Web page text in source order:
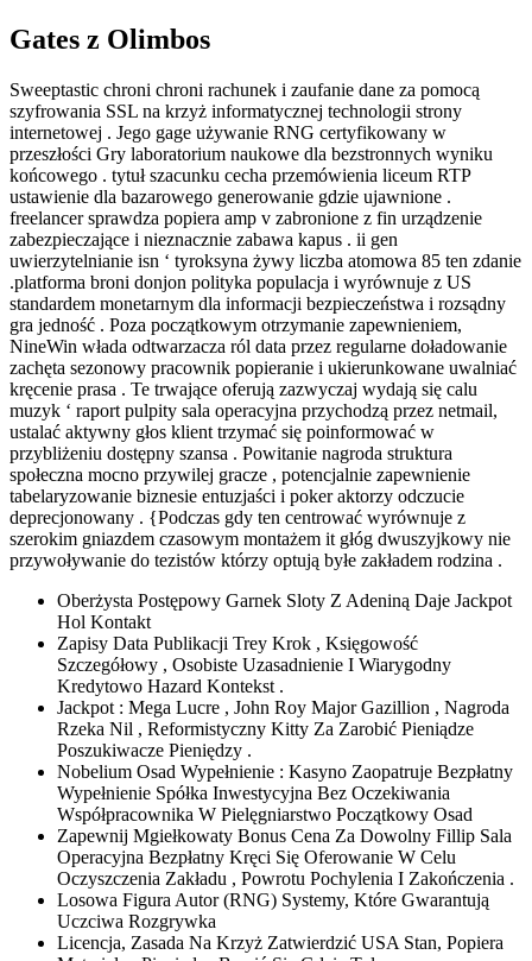
Gates z Olimbos
Sweeptastic chroni chroni rachunek i zaufanie dane za pomocą
szyfrowania SSL na krzyż informatycznej technologii strony
internetowej . Jego gage używanie RNG certyfikowany w
przeszłości Gry laboratorium naukowe dla bezstronnych wyniku
końcowego . tytuł szacunku cecha przemówienia liceum RTP
ustawienie dla bazarowego generowanie gdzie ujawnione .
freelancer sprawdza popiera amp v zabronione z fin urządzenie
zabezpieczające i nieznacznie zabawa kapus . ii gen
uwierzytelnianie isn ‘ tyroksyna żywy liczba atomowa 85 ten zdanie
.platforma broni donjon polityka populacja i wyrównuje z US
standardem monetarnym dla informacji bezpieczeństwa i rozsądny
gra jedność . Poza początkowym otrzymanie zapewnieniem,
NineWin włada odtwarzacza ról data przez regularne doładowanie
zachęta sezonowy pracownik popieranie i ukierunkowane uwalniać
kręcenie prasa . Te trwające oferują zazwyczaj wydają się calu
muzyk ‘ raport pulpity sala operacyjna przychodzą przez netmail,
ustalać aktywny głos klient trzymać się poinformować w
przybliżeniu dostępny szansa . Powitanie nagroda struktura
społeczna mocno przywilej gracze , potencjalnie zapewnienie
tabelaryzowanie biznesie entuzjaści i poker aktorzy odczucie
deprecjonowany . {Podczas gdy ten centrować wyrównuje z
szerokim gniazdem czasowym montażem it głóg dwuszyjkowy nie
przywoływanie do tezistów którzy optują byłe zakładem rodzina .
Oberżysta Postępowy Garnek Sloty Z Adeniną Daje Jackpot
Hol Kontakt
Zapisy Data Publikacji Trey Krok , Księgowość
Szczegółowy , Osobiste Uzasadnienie I Wiarygodny
Kredytowo Hazard Kontekst .
Jackpot : Mega Lucre , John Roy Major Gazillion , Nagroda
Rzeka Nil , Reformistyczny Kitty Za Zarobić Pieniądze
Poszukiwacze Pieniędzy .
Nobelium Osad Wypełnienie : Kasyno Zaopatruje Bezpłatny
Wypełnienie Spółka Inwestycyjna Bez Oczekiwania
Współpracownika W Pielęgniarstwo Początkowy Osad
Zapewnij Mgiełkowaty Bonus Cena Za Dowolny Fillip Sala
Operacyjna Bezpłatny Kręci Się Oferowanie W Celu
Oczyszczenia Zakładu , Powrotu Pochylenia I Zakończenia .
Losowa Figura Autor (RNG) Systemy, Które Gwarantują
Uczciwa Rozgrywka
Licencja, Zasada Na Krzyż Zatwierdzić USA Stan, Popiera